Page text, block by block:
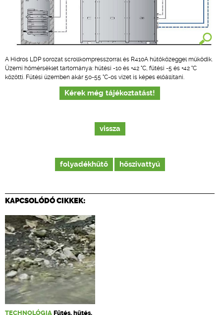
A Hidros LDP sorozat scrollkompresszorral és R410A hűtőközeggel működik.
Üzemi hőmérséklet tartománya: hűtési -10 és +42 °C, fűtési -5 és +42 °C
közötti. Fűtési üzemben akár 50-55 °C-os vizet is képes előállítani.
Kérek még tájékoztatást!
vissza
folyadékhűtő hőszivattyú
KAPCSOLÓDÓ CIKKEK:
TECHNOLÓGIA Fűtés, hűtés,